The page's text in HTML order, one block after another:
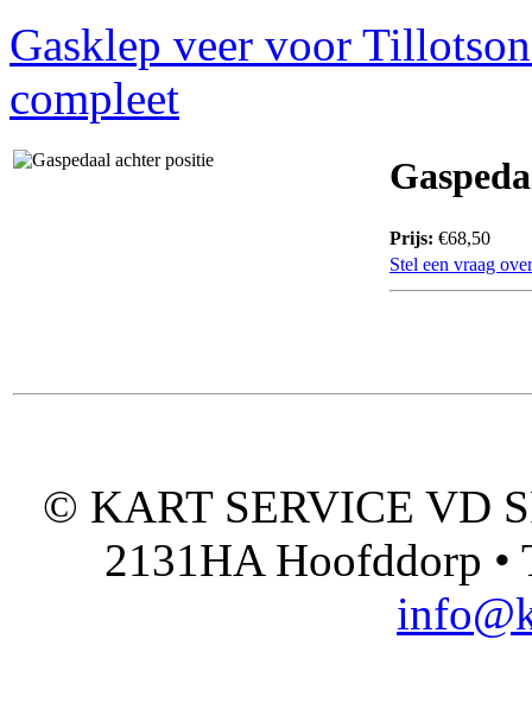
Gasklep veer voor
compleet
Prijs: €68,50
Stel een vraag
© KART SERVICE VD
2131HA Hoofddorp •